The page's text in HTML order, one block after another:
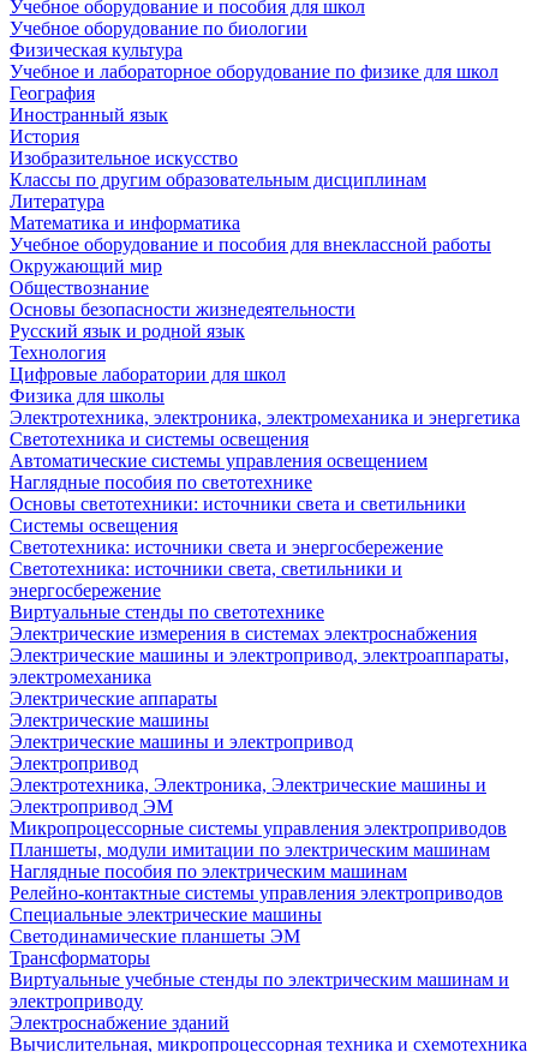
Учебное оборудование и пособия для школ
Учебное оборудование по биологии
Физическая культура
Учебное и лабораторное оборудование по физике для школ
География
Иностранный язык
История
Изобразительное искусство
Классы по другим образовательным дисциплинам
Литература
Математика и информатика
Учебное оборудование и пособия для внеклассной работы
Окружающий мир
Обществознание
Основы безопасности жизнедеятельности
Русский язык и родной язык
Технология
Цифровые лаборатории для школ
Физика для школы
Электротехника, электроника, электромеханика и энергетика
Светотехника и системы освещения
Автоматические системы управления освещением
Наглядные пособия по светотехнике
Основы светотехники: источники света и светильники
Системы освещения
Светотехника: источники света и энергосбережение
Светотехника: источники света, светильники и
энергосбережение
Виртуальные стенды по светотехнике
Электрические измерения в системах электроснабжения
Электрические машины и электропривод, электроаппараты,
электромеханика
Электрические аппараты
Электрические машины
Электрические машины и электропривод
Электропривод
Электротехника, Электроника, Электрические машины и
Электропривод ЭМ
Микропроцессорные системы управления электроприводов
Планшеты, модули имитации по электрическим машинам
Наглядные пособия по электрическим машинам
Релейно-контактные системы управления электроприводов
Специальные электрические машины
Светодинамические планшеты ЭМ
Трансформаторы
Виртуальные учебные стенды по электрическим машинам и
электроприводу
Электроснабжение зданий
Вычислительная, микропроцессорная техника и схемотехника